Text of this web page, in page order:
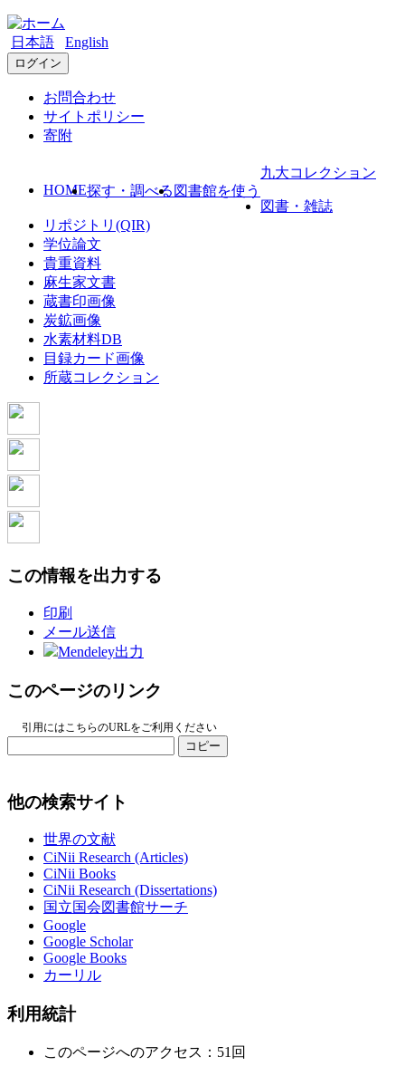
日本語 English
ログイン
お問合わせ
サイトポリシー
寄附
HOME探す・調べる 図書館を使う
九大コレクション
図書・雑誌
リポジトリ(QIR)
学位論文
貴重資料
麻生家文書
蔵書印画像
炭鉱画像
水素材料DB
目録カード画像
所蔵コレクション
この情報を出力する
印刷
メール送信
Mendeley出力
このページのリンク
引用にはこちらのURLをご利用ください
コピー
他の検索サイト
世界の文献
CiNii Research (Articles)
CiNii Books
CiNii Research (Dissertations)
国立国会図書館サーチ
Google
Google Scholar
Google Books
カーリル
利用統計
このページへのアクセス：51回